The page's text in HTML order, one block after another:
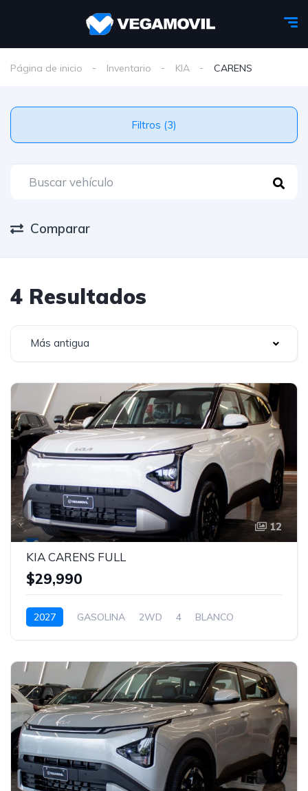
Página de inicio Inventario KIA CARENS
Filtros (3)
Comparar
4 Resultados
Más antigua
12
KIA CARENS FULL
$29,990
2027 GASOLINA 2WD 4 BLANCO